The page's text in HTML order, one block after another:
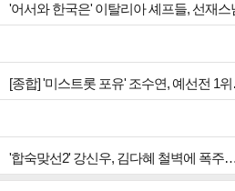
'어서와 한국은' 이탈리아 셰프들, 선재
[종합] '미스트롯 포유' 조수연, 예선전 1